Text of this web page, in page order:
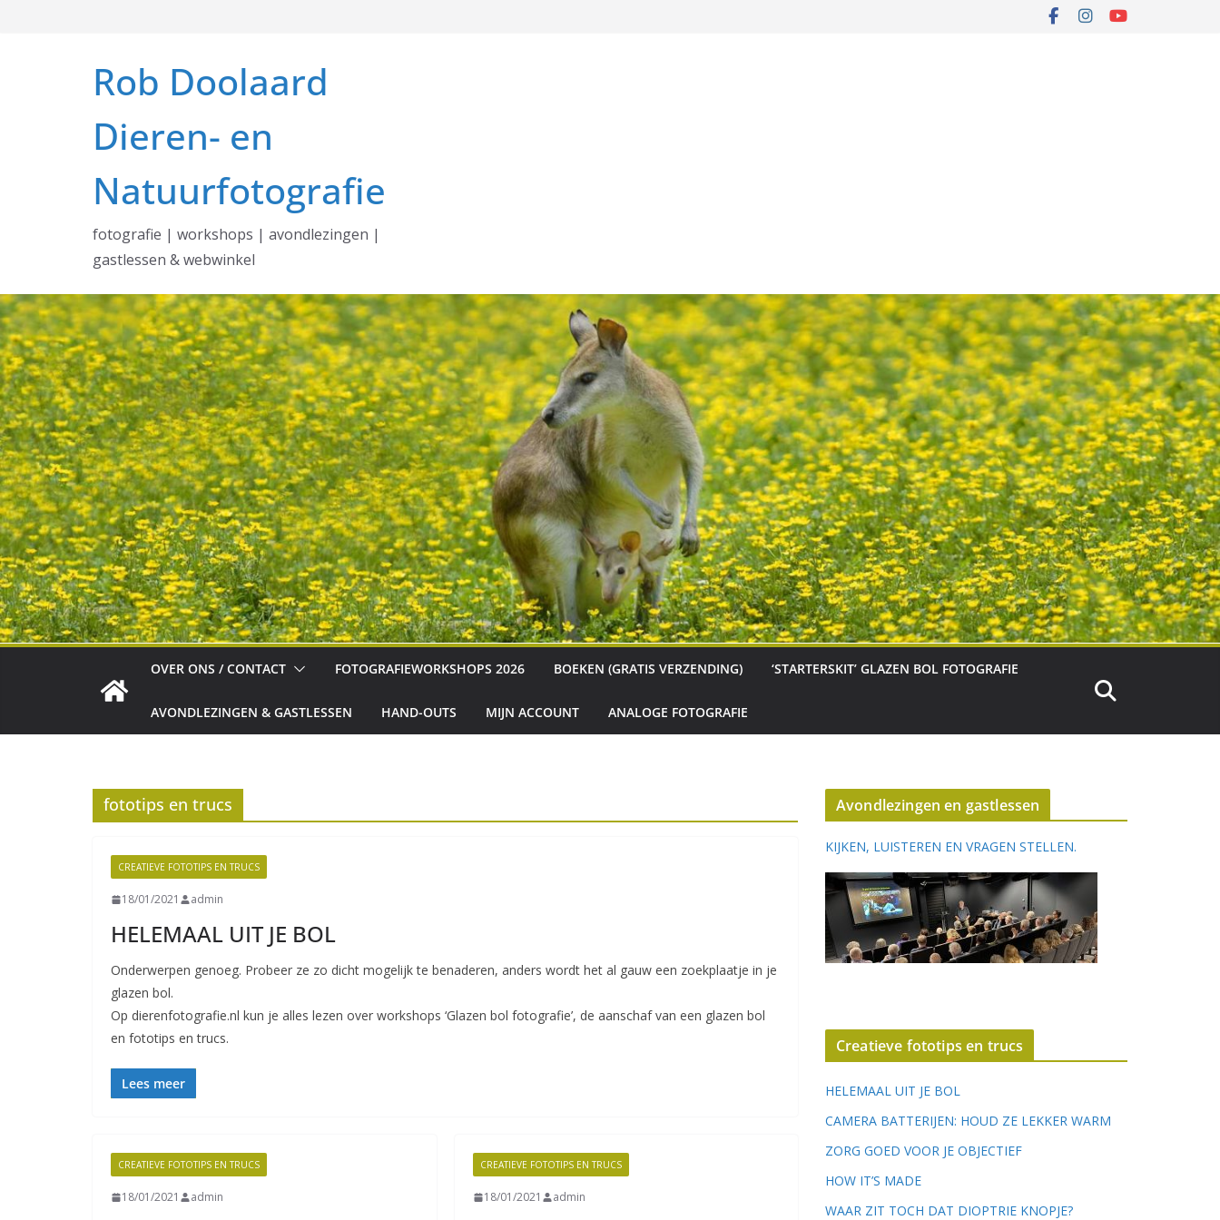
Rob Doolaard
Dieren- en
Natuurfotografie
fotografie | workshops | avondlezingen |
gastlessen & webwinkel
OVER ONS / CONTACT FOTOGRAFIEWORKSHOPS 2026 BOEKEN (GRATIS VERZENDING) ‘STARTERSKIT’ GLAZEN BOL FOTOGRAFIE
AVONDLEZINGEN & GASTLESSEN HAND-OUTS MIJN ACCOUNT ANALOGE FOTOGRAFIE
fototips en trucs
CREATIEVE FOTOTIPS EN TRUCS
18/01/2021 admin
HELEMAAL UIT JE BOL
Onderwerpen genoeg. Probeer ze zo dicht mogelijk te benaderen, anders wordt het al gauw een zoekplaatje in je
glazen bol.
Op dierenfotografie.nl kun je alles lezen over workshops ‘Glazen bol fotografie’, de aanschaf van een glazen bol
en fototips en trucs.
Lees meer
CREATIEVE FOTOTIPS EN TRUCS
18/01/2021 admin
CREATIEVE FOTOTIPS EN TRUCS
18/01/2021 admin
Avondlezingen en gastlessen
KIJKEN, LUISTEREN EN VRAGEN STELLEN.
Creatieve fototips en trucs
HELEMAAL UIT JE BOL
CAMERA BATTERIJEN: HOUD ZE LEKKER WARM
ZORG GOED VOOR JE OBJECTIEF
HOW IT’S MADE
WAAR ZIT TOCH DAT DIOPTRIE KNOPJE?